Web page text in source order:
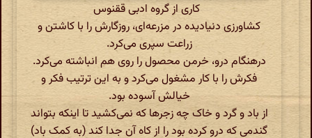
کاری از گروه ادبی ققنوس
کشاورزی دنیادیده در مزرعه‌ای، روزگارش را با کاشتن و
زراعت سپری می‌کرد.
درهنگام درو، خرمن محصول را روی هم انباشته می‌کرد.
فکرش را با کار مشغول می‌کرد و به این ترتیب فکر و
خیالش آسوده بود.
از باد و گرد و خاک چه زجرها که نمی‌کشید تا اینکه بتواند
گندمی که درو کرده بود را از کاه آن جدا کند (به کمک باد)